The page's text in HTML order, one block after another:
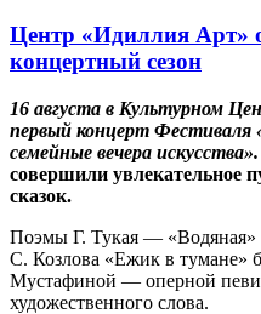
Центр «Идиллия Арт»
концертный сезон
16 августа в Культурном
первый концерт Фестиваля
семейные вечера искусства».
совершили увлекательное
сказок.
Поэмы Г. Тукая — «Водяная»
С. Козлова «Ежик в тумане»
Мустафиной — оперной
художественного слова.